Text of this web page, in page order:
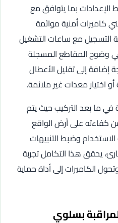
الإعدادات بما يتوافق مع
كاميرات أمنية موائمة
التسجيل مع ساعات التشغيل
وضوح المقاطع المسجلة
إضافة إلى تقليل الأعطال
اختيار معدات غير ملائمة.
ما بعد التركيب حيث يتم
من كفاءته على أرض الواقع
وضبط التنبيهات
يحقق هذا التكامل تجربة
الكاميرات إلى أداة حماية
بسلوي